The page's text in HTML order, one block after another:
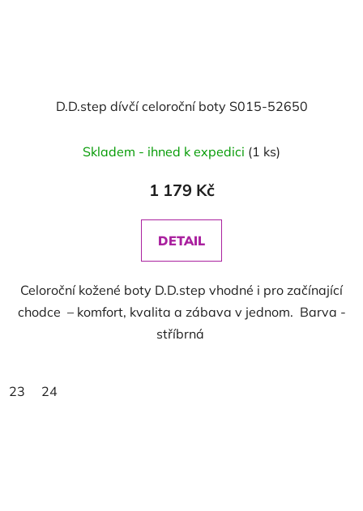
D.D.step dívčí celoroční boty S015-52650
Skladem - ihned k expedici (1 ks)
1 179 Kč
DETAIL
Celoroční kožené boty D.D.step vhodné i pro začínající
chodce – komfort, kvalita a zábava v jednom. Barva -
stříbrná
23 24